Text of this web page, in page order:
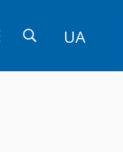
UA